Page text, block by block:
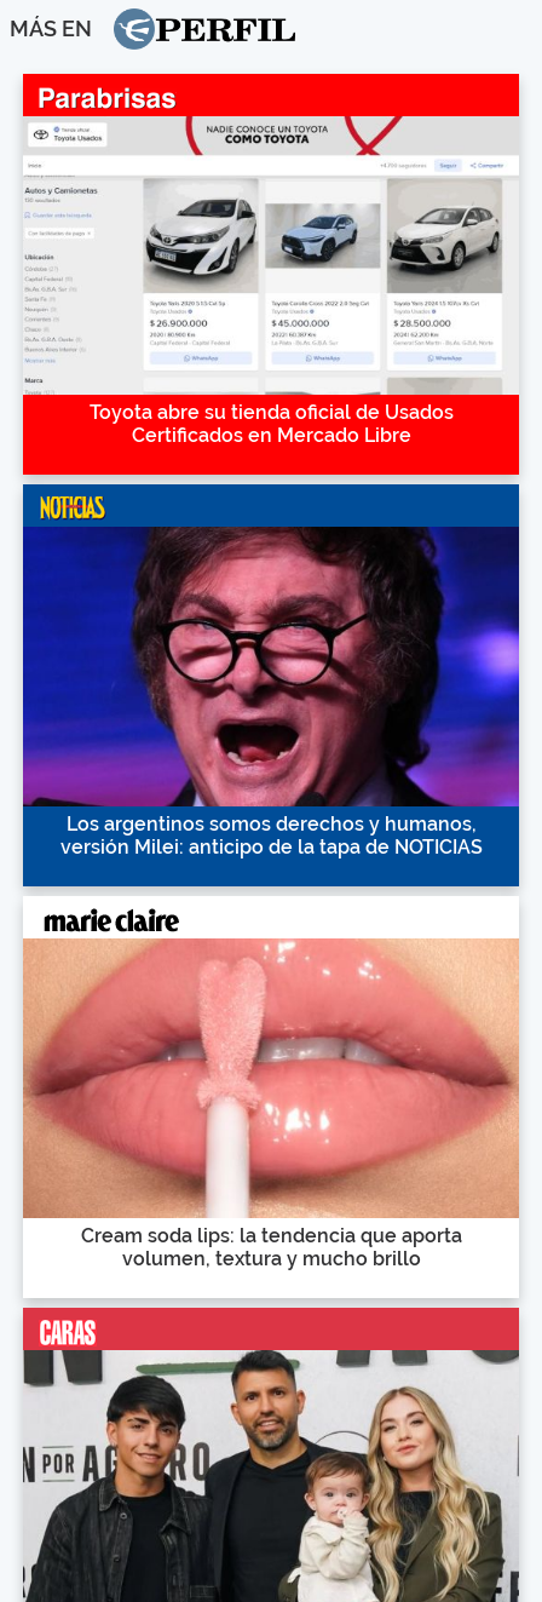
MÁS EN
Toyota abre su tienda oficial de Usados
Certificados en Mercado Libre
Los argentinos somos derechos y humanos,
versión Milei: anticipo de la tapa de NOTICIAS
Cream soda lips: la tendencia que aporta
volumen, textura y mucho brillo